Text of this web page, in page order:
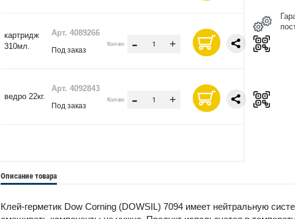
картридж
310мл.
Арт. 4089266
Под заказ
Кол-во - +
ведро 22кг.
Арт. 4092843
Под заказ
Кол-во - +
Описание товара
Клей-герметик Dow Corning (DOWSIL) 7094 имеет нейтральную